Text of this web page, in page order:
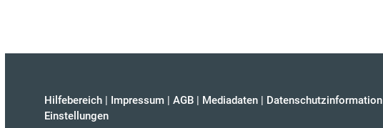
Hilfebereich | Impressum | AGB | Mediadaten | Datenschutzinformation
Einstellungen